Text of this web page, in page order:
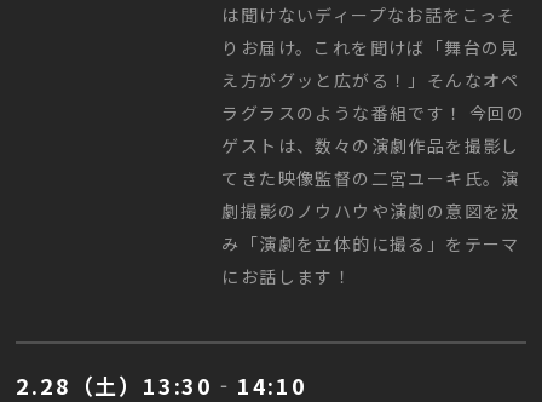
は聞けないディープなお話をこっそ
りお届け。これを聞けば「舞台の見
え方がグッと広がる！」そんなオペ
ラグラスのような番組です！ 今回の
ゲストは、数々の演劇作品を撮影し
てきた映像監督の二宮ユーキ氏。演
劇撮影のノウハウや演劇の意図を汲
み「演劇を立体的に撮る」をテーマ
にお話します！
2.28（土）13:30‐14:10